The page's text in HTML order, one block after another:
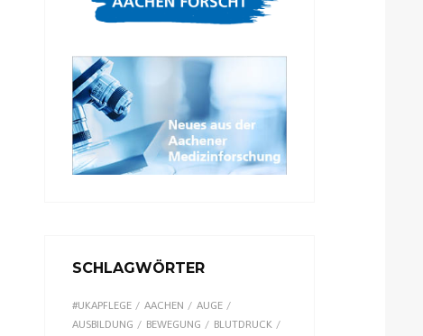
SCHLAGWÖRTER
#UKAPFLEGE AACHEN
AUGE
AUSBILDUNG
BEWEGUNG
BLUTDRUCK